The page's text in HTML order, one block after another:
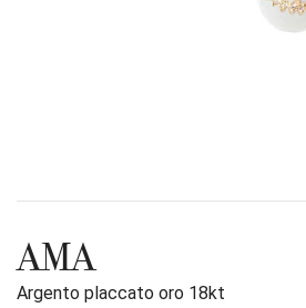
AMA
Argento placcato oro 18kt